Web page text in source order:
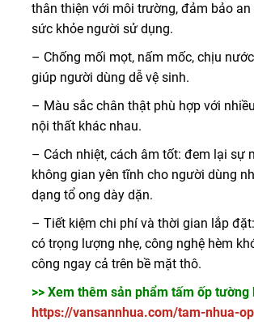
thân thiện với môi trường, đảm bảo
sức khỏe người sử dụng.
– Chống mối mọt, nấm mốc, chịu
giúp người dùng dễ vệ sinh.
– Màu sắc chân thật phù hợp với
nội thất khác nhau.
– Cách nhiệt, cách âm tốt: đem lại sự
không gian yên tĩnh cho người dùng
dạng tổ ong dày dặn.
– Tiết kiệm chi phí và thời gian lắp
có trọng lượng nhẹ, công nghệ hèm
công ngay cả trên bề mặt thô.
>> Xem thêm sản phẩm tấm ốp tường
https://vansannhua.com/tam-nhua-